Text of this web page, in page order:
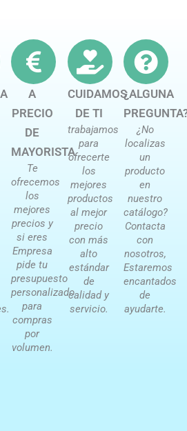
A
PRECIO
DE
MAYORISTA
Te
ofrecemos
los
mejores
precios y
si eres
Empresa
pide tu
presupuesto
personalizado
para
compras
por
volumen.
CUIDAMOS
DE TI
trabajamos
para
ofrecerte
los
mejores
productos
al mejor
precio
con más
alto
estándar
de
calidad y
servicio.
¿ALGUNA
¿No
localizas
un
producto
en
nuestro
catálogo?
Contacta
con
nosotros,
Estaremos
encantados
de
ayudarte.